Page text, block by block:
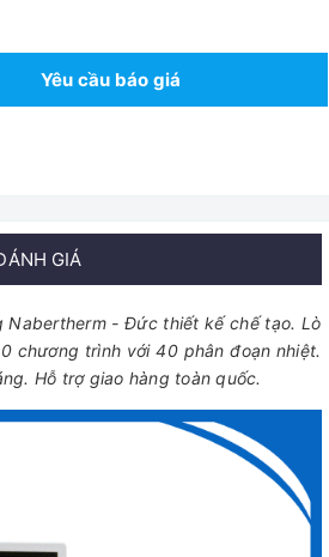
Yêu cầu báo giá
GIÁ
Nabertherm - Đức thiết kế chế tạo. Lò
chương trình với 40 phân đoạn nhiệt.
Hỗ trợ giao hàng toàn quốc.